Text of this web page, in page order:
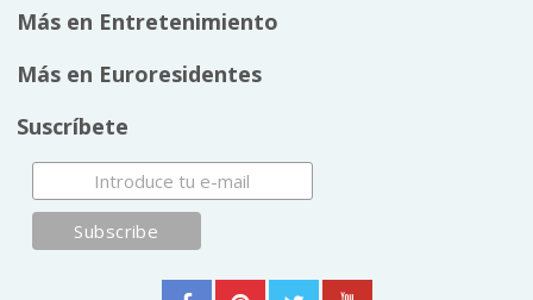
Más en Entretenimiento
Más en Euroresidentes
Suscríbete